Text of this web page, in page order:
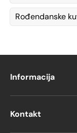
Rođendanske
Informacija
Kontakt